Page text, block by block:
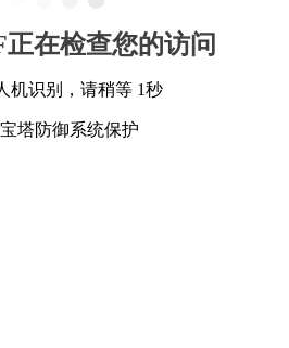
在检查您的访问
机识别，请稍等 1秒
塔防御系统保护